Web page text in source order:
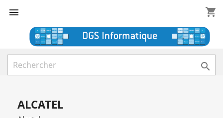
 shopping_cart

ALCATEL